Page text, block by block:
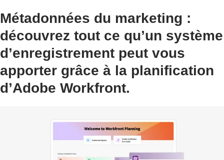
Métadonnées du marketing :
découvrez tout ce qu’un système
d’enregistrement peut vous
apporter grâce à la planification
d’Adobe Workfront.